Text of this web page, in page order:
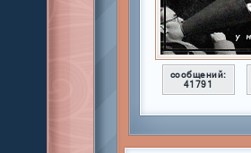
сообщений:
41791